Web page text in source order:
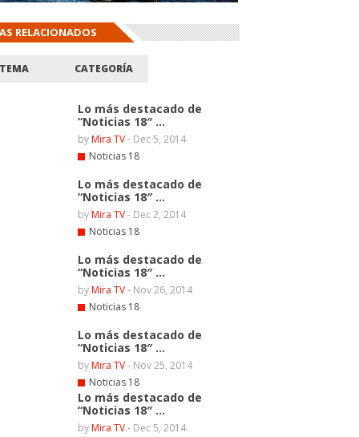
RELACIONADOS
CATEGORÍA
Lo más destacado de
“Noticias 18″ ...
byMira TV- Dec 5, 2014
Noticias 18
Lo más destacado de
“Noticias 18″ ...
byMira TV- Dec 2, 2014
Noticias 18
Lo más destacado de
“Noticias 18″ ...
byMira TV- Nov 26, 2014
Noticias 18
Lo más destacado de
“Noticias 18″ ...
byMira TV- Nov 25, 2014
Noticias 18
Lo más destacado de
“Noticias 18″ ...
byMira TV- Dec 5, 2014